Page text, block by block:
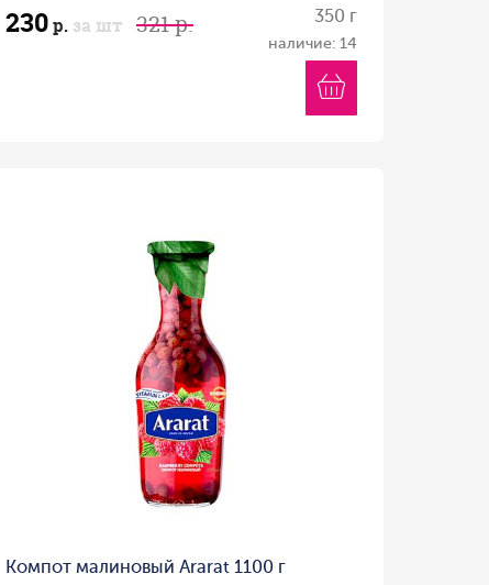
230р. за шт 321 р. 350 г
наличие: 14
Компот малиновый Ararat 1100 г